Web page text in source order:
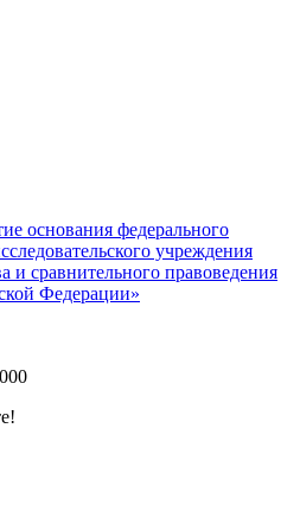
основания федерального
учреждения
и сравнительного правоведения
Федерации»